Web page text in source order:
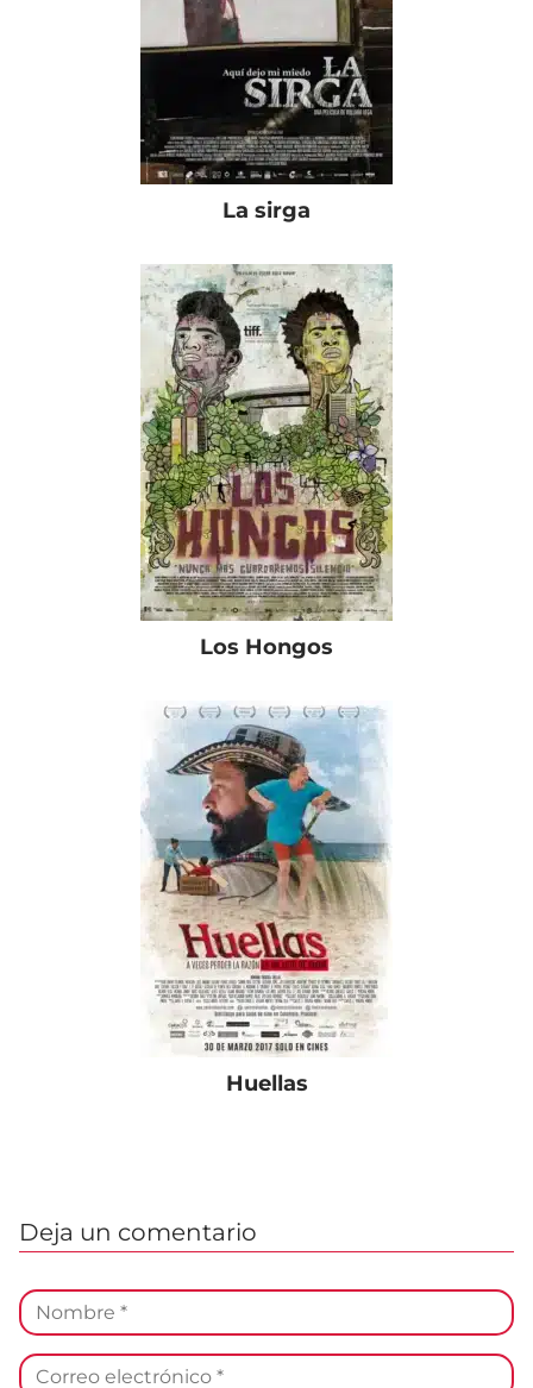
La sirga
Los Hongos
Huellas
Deja un comentario